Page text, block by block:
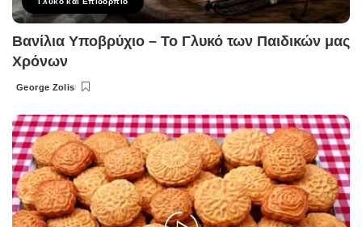
Βανίλια Υποβρύχιο – Το Γλυκό των Παιδικών μας
Χρόνων
Posted
George Zolis